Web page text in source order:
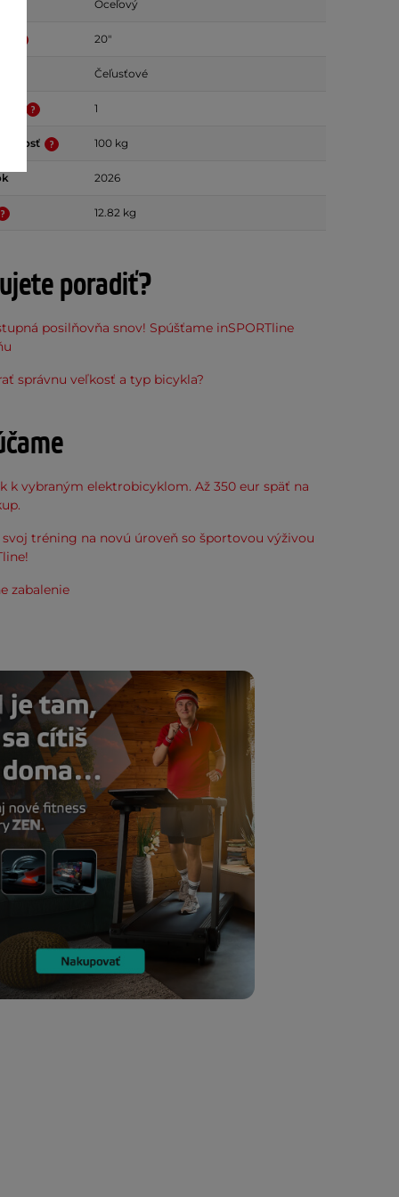
Oceľový
20"
Čeľusťové
1
100 kg
2026
12.82 kg
poradiť?
posilňovňa snov! Spúšťame inSPORTline
správnu veľkosť a typ bicykla?
k vybraným elektrobicyklom. Až 350 eur späť na
svoj tréning na novú úroveň so športovou výživou
zabalenie